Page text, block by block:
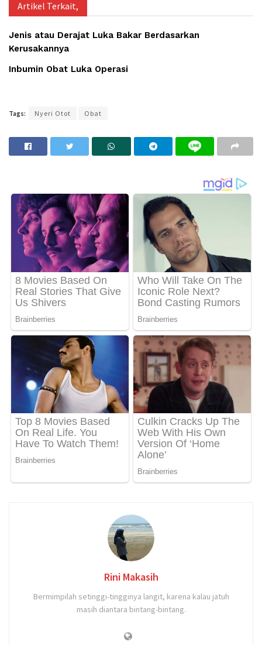
Artikel Terkait,
Jenis atau Derajat Luka Bakar Berdasarkan
Kerusakannya
Inbumin Obat Luka Operasi
Tags: Nyeri Otot Obat
Rini Makasih
Bermimpilah setinggi-tingginya langit, karena kalau jatuh
masih diantara bintang-bintang.